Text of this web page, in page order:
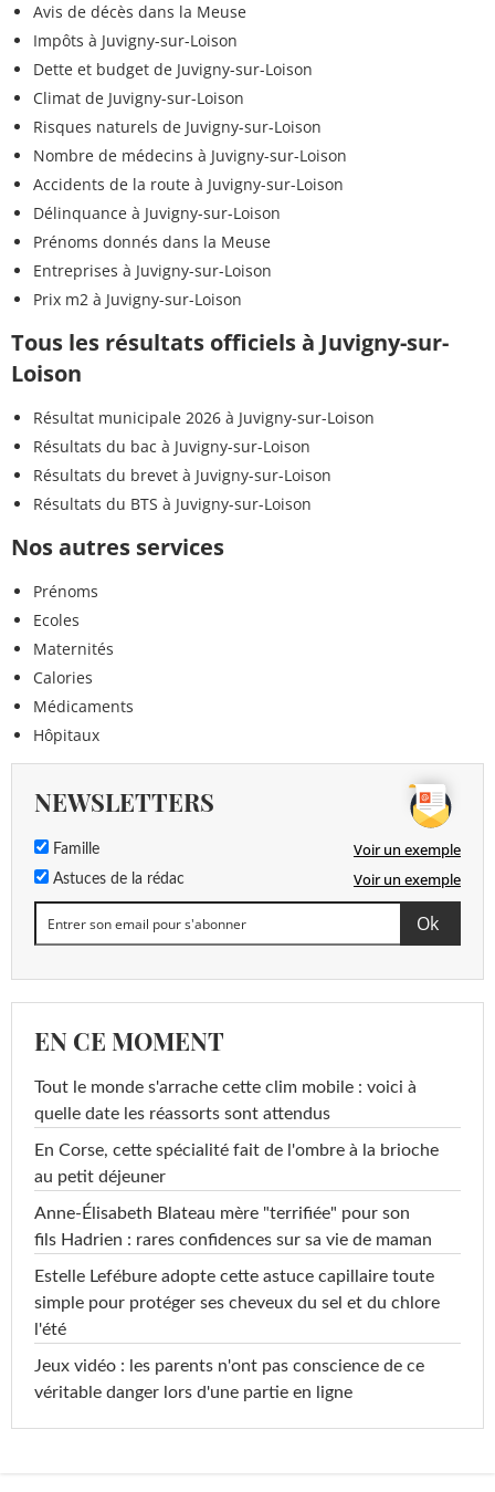
Avis de décès dans la Meuse
Impôts à Juvigny-sur-Loison
Dette et budget de Juvigny-sur-Loison
Climat de Juvigny-sur-Loison
Risques naturels de Juvigny-sur-Loison
Nombre de médecins à Juvigny-sur-Loison
Accidents de la route à Juvigny-sur-Loison
Délinquance à Juvigny-sur-Loison
Prénoms donnés dans la Meuse
Entreprises à Juvigny-sur-Loison
Prix m2 à Juvigny-sur-Loison
Tous les résultats officiels à Juvigny-sur-
Loison
Résultat municipale 2026 à Juvigny-sur-Loison
Résultats du bac à Juvigny-sur-Loison
Résultats du brevet à Juvigny-sur-Loison
Résultats du BTS à Juvigny-sur-Loison
Nos autres services
Prénoms
Ecoles
Maternités
Calories
Médicaments
Hôpitaux
NEWSLETTERS
Famille Voir un exemple
Astuces de la rédac Voir un exemple
EN CE MOMENT
Tout le monde s'arrache cette clim mobile : voici à
quelle date les réassorts sont attendus
En Corse, cette spécialité fait de l'ombre à la brioche
au petit déjeuner
Anne-Élisabeth Blateau mère "terrifiée" pour son
fils Hadrien : rares confidences sur sa vie de maman
Estelle Lefébure adopte cette astuce capillaire toute
simple pour protéger ses cheveux du sel et du chlore
l'été
Jeux vidéo : les parents n'ont pas conscience de ce
véritable danger lors d'une partie en ligne